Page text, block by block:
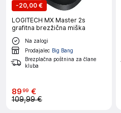
-20,00 €
LOGITECH MX Master 2s
grafitna brezžična miška
Na zalogi
Prodajalec Big Bang
Brezplačna poštnina za člane
kluba
8999 €
109,99 €